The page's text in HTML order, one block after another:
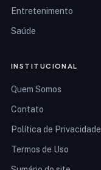
Entretenimento
Saúde
INSTITUCIONAL
Quem Somos
Contato
Política de Privacidade
Termos de Uso